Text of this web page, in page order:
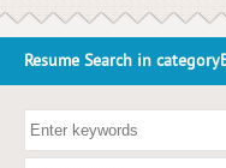
Resume Search in